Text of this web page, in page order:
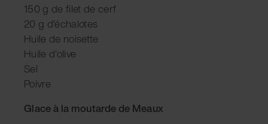
150 g de filet de cerf
20 g d'échalotes
Huile de noisette
Huile d'olive
Sel
Poivre
Glace à la moutarde de Meaux